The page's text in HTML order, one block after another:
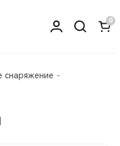
0
снаряжение